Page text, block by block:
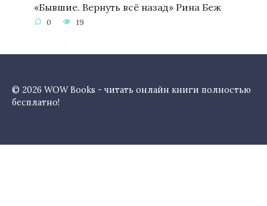
«Бывшие. Вернуть всё назад» Рина Беж
0 19
© 2026 WOW Books - читать онлайн книги полностью
бесплатно!